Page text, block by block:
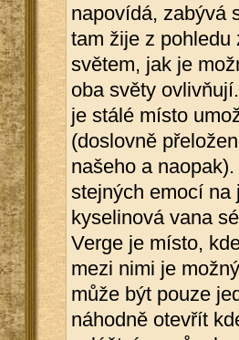
napovídá, zabývá
tam žije z
světem, jak je
oba světy
je stálé místo
(doslovně
našeho a
stejných emocí na
kyselinová vana
Verge je místo,
mezi nimi je
může být pouze
náhodně otevřít